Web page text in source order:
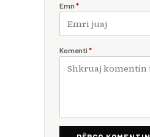
Emri *
Komenti *